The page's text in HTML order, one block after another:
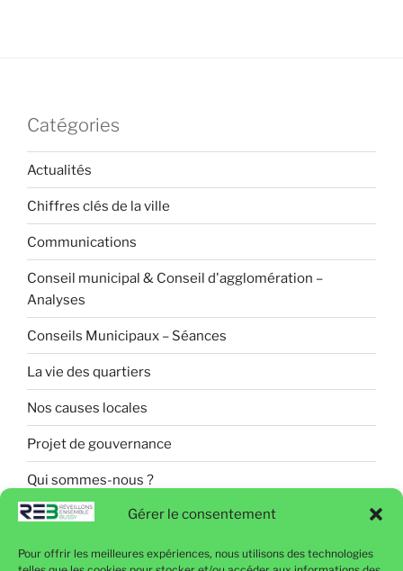
Gérer le consentement
Pour offrir les meilleures expériences, nous utilisons des technologies
Catégories
Actualités
Chiffres clés de la ville
Communications
Conseil municipal & Conseil d'agglomération –
Analyses
Conseils Municipaux – Séances
La vie des quartiers
Nos causes locales
Projet de gouvernance
Qui sommes-nous ?
Politique de confidentialité